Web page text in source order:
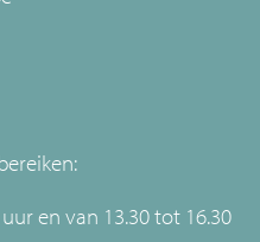
en van 13.30 tot 16.30